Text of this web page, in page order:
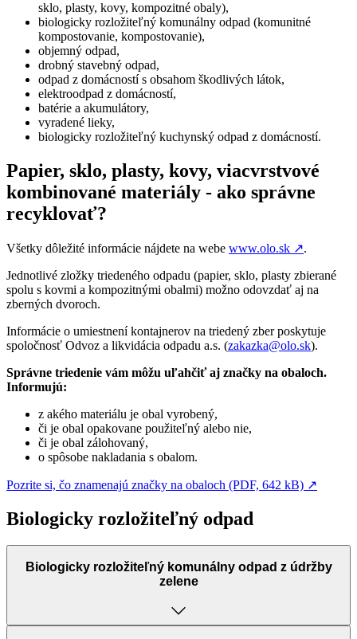
sklo, plasty, kovy, kompozitné obaly),
biologicky rozložiteľný komunálny odpad (komunitné
kompostovanie, kompostovanie),
objemný odpad,
drobný stavebný odpad,
odpad z domácností s obsahom škodlivých látok,
elektroodpad z domácností,
batérie a akumulátory,
vyradené lieky,
biologicky rozložiteľný kuchynský odpad z domácností.
Papier, sklo, plasty, kovy, viacvrstvové
kombinované materiály - ako správne
recyklovať?
Všetky dôležité informácie nájdete na webe www.olo.sk ↗︎.
Jednotlivé zložky triedeného odpadu (papier, sklo, plasty zbierané
spolu s kovmi a kompozitnými obalmi) možno odovzdať aj na
zberných dvoroch.
Informácie o umiestnení kontajnerov na triedený zber poskytuje
spoločnosť Odvoz a likvidácia odpadu a.s. (zakazka@olo.sk).
Správne triedenie vám môžu uľahčiť aj značky na obaloch.
Informujú:
z akého materiálu je obal vyrobený,
či je obal opakovane použiteľný alebo nie,
či je obal zálohovaný,
o spôsobe nakladania s obalom.
Pozrite si, čo znamenajú značky na obaloch (PDF, 642 kB) ↗︎
Biologicky rozložiteľný odpad
Biologicky rozložiteľný komunálny odpad z údržby
zelene